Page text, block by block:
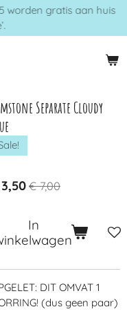
worden gratis aan huis
Separate Cloudy
€ 7,00
In
DIT OMVAT 1
(dus geen paar)